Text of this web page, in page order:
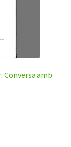
Conversa amb